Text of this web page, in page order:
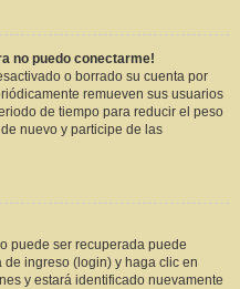
no puedo conectarme!
o borrado su cuenta por
remueven sus usuarios
de tiempo para reducir el peso
nuevo y participe de las
puede ser recuperada puede
ingreso (login) y haga clic en
y estará identificado nuevamente